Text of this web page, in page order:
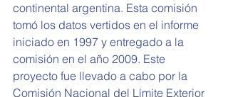
continental argentina. Esta comisión
tomó los datos vertidos en el informe
iniciado en 1997 y entregado a la
comisión en el año 2009. Este
proyecto fue llevado a cabo por la
Comisión Nacional del Límite Exterior